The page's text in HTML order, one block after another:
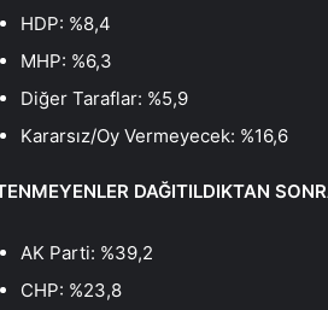
HDP: %8,4
MHP: %6,3
Diğer Taraflar: %5,9
Kararsız/Oy Vermeyecek: %16,6
DAĞITILDIKTAN
AK Parti: %39,2
CHP: %23,8